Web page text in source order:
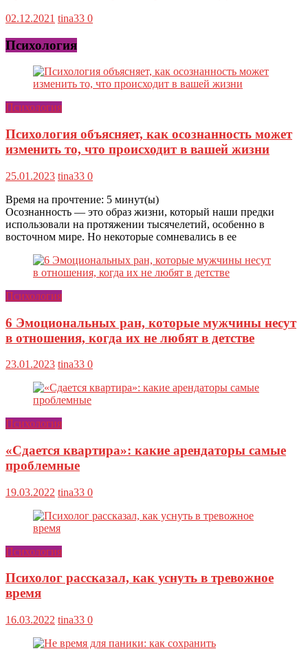
02.12.2021 tina33 0
Психология
Психология
Психология объясняет, как осознанность может
изменить то, что происходит в вашей жизни
25.01.2023 tina33 0
Время на прочтение: 5 минут(ы)
Осознанность — это образ жизни, который наши предки
использовали на протяжении тысячелетий, особенно в
восточном мире. Но некоторые сомневались в ее
Психология
6 Эмоциональных ран, которые мужчины несут
в отношения, когда их не любят в детстве
23.01.2023 tina33 0
Психология
«Сдается квартира»: какие арендаторы самые
проблемные
19.03.2022 tina33 0
Психология
Психолог рассказал, как уснуть в тревожное
время
16.03.2022 tina33 0